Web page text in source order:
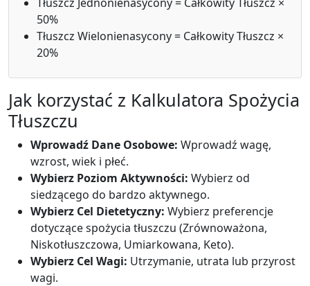
50%
Tłuszcz Wielonienasycony = Całkowity Tłuszcz ×
20%
Jak korzystać z Kalkulatora Spożycia
Tłuszczu
Wprowadź Dane Osobowe: Wprowadź wagę,
wzrost, wiek i płeć.
Wybierz Poziom Aktywności: Wybierz od
siedzącego do bardzo aktywnego.
Wybierz Cel Dietetyczny: Wybierz preferencje
dotyczące spożycia tłuszczu (Zrównoważona,
Niskotłuszczowa, Umiarkowana, Keto).
Wybierz Cel Wagi: Utrzymanie, utrata lub przyrost
wagi.